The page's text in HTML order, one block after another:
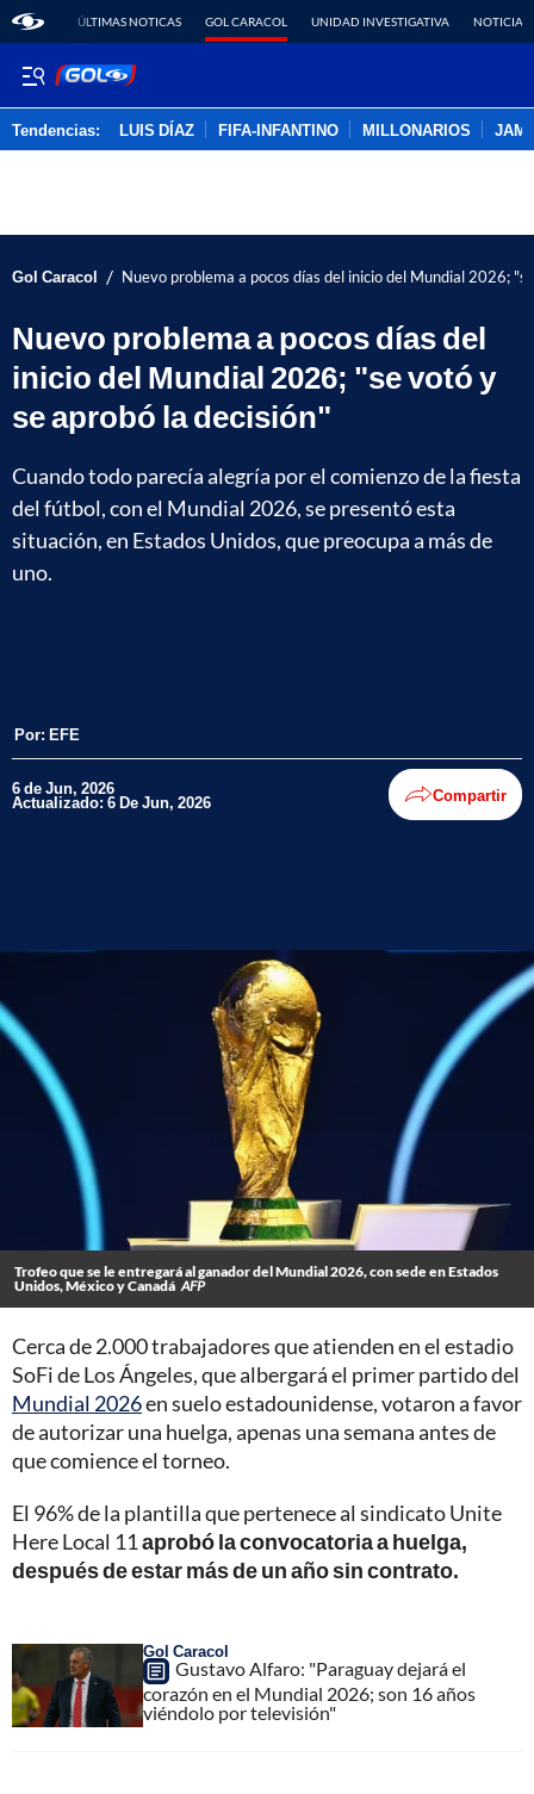
ÚLTIMAS NOTICAS GOL CARACOL UNIDAD INVESTIGATIVA NOTICIAS
Tendencias: LUIS DÍAZ FIFA-INFANTINO MILLONARIOS
Gol Caracol / Nuevo problema a pocos días del inicio del Mundial 2026;
Nuevo problema a pocos días del
inicio del Mundial 2026; "se votó y
se aprobó la decisión"
Cuando todo parecía alegría por el comienzo de la fiesta
del fútbol, con el Mundial 2026, se presentó esta
situación, en Estados Unidos, que preocupa a más de
uno.
Por: EFE
6 de Jun, 2026
Actualizado: 6 De Jun, 2026 Compartir
Trofeo que se le entregará al ganador del Mundial 2026, con sede en Estados
Unidos, México y Canadá AFP
Cerca de 2.000 trabajadores que atienden en el estadio
SoFi de Los Ángeles, que albergará el primer partido del
Mundial 2026en suelo estadounidense, votaron a favor
de autorizar una huelga, apenas una semana antes de
que comience el torneo.
El 96% de la plantilla que pertenece al sindicato Unite
Here Local 11aprobó la convocatoria a huelga,
después de estar más de un año sin contrato.
Gol Caracol
Gustavo Alfaro: "Paraguay dejará el
corazón en el Mundial 2026; son 16 años
viéndolo por televisión"